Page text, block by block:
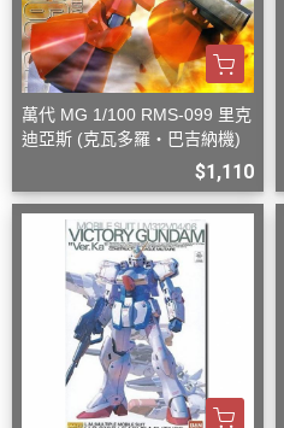
萬代 MG 1/100 RMS-099 里克
迪亞斯 (克瓦多羅・巴吉納機)
$1,110